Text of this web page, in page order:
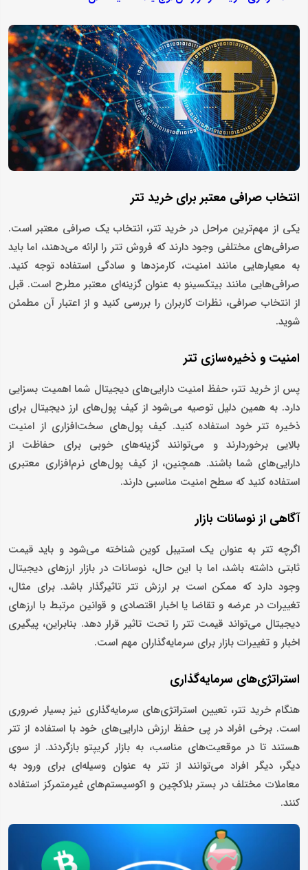
انتخاب صرافی معتبر برای خرید تتر
یکی از مهم‌ترین مراحل در خرید تتر، انتخاب یک صرافی معتبر است.
صرافی‌های مختلفی وجود دارند که فروش تتر را ارائه می‌دهند، اما باید
به معیارهایی مانند امنیت، کارمزدها و سادگی استفاده توجه کنید.
صرافی‌هایی مانند بیتکسینو به عنوان گزینه‌‌ای معتبر مطرح است. قبل
از انتخاب صرافی، نظرات کاربران را بررسی کنید و از اعتبار آن مطمئن
شوید.
امنیت و ذخیره‌سازی تتر
پس از خرید تتر، حفظ امنیت دارایی‌های دیجیتال شما اهمیت بسزایی
دارد. به همین دلیل توصیه می‌شود از کیف پول‌های ارز دیجیتال برای
ذخیره تتر خود استفاده کنید. کیف پول‌های سخت‌افزاری از امنیت
بالایی برخوردارند و می‌توانند گزینه‌های خوبی برای حفاظت از
دارایی‌های شما باشند. همچنین، از کیف پول‌های نرم‌افزاری معتبری
استفاده کنید که سطح امنیت مناسبی دارند.
آگاهی از نوسانات بازار
اگرچه تتر به عنوان یک استیبل کوین شناخته می‌شود و باید قیمت
ثابتی داشته باشد، اما با این حال، نوسانات در بازار ارزهای دیجیتال
وجود دارد که ممکن است بر ارزش تتر تاثیرگذار باشد. برای مثال،
تغییرات در عرضه و تقاضا یا اخبار اقتصادی و قوانین مرتبط با ارزهای
دیجیتال می‌تواند قیمت تتر را تحت تاثیر قرار دهد. بنابراین، پیگیری
اخبار و تغییرات بازار برای سرمایه‌گذاران مهم است.
استراتژی‌های سرمایه‌گذاری
هنگام خرید تتر، تعیین استراتژی‌های سرمایه‌گذاری نیز بسیار ضروری
است. برخی افراد در پی حفظ ارزش دارایی‌های خود با استفاده از تتر
هستند تا در موقعیت‌های مناسب، به بازار کریپتو بازگردند. از سوی
دیگر، دیگر افراد می‌توانند از تتر به عنوان وسیله‌ای برای ورود به
معاملات مختلف در بستر بلاکچین و اکوسیستم‌های غیرمتمرکز استفاده
کنند.